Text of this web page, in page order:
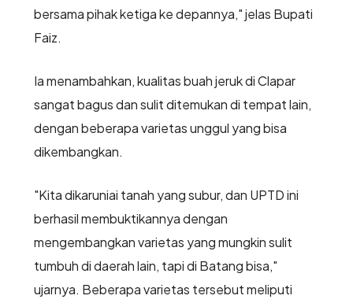
bersama pihak ketiga ke depannya," jelas Bupati
Faiz.
Ia menambahkan, kualitas buah jeruk di Clapar
sangat bagus dan sulit ditemukan di tempat lain,
dengan beberapa varietas unggul yang bisa
dikembangkan.
"Kita dikaruniai tanah yang subur, dan UPTD ini
berhasil membuktikannya dengan
mengembangkan varietas yang mungkin sulit
tumbuh di daerah lain, tapi di Batang bisa,"
ujarnya. Beberapa varietas tersebut meliputi